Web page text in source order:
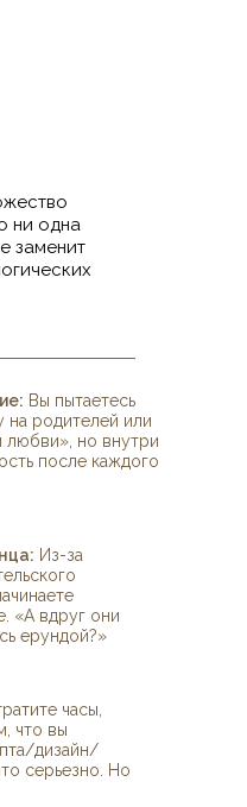
ни одна
заменит
Вы пытаетесь
на родителей или
любви», но внутри
после каждого
Из-за
«А вдруг они
ерундой?»
часы,
что вы
дизайн/
серьезно. Но